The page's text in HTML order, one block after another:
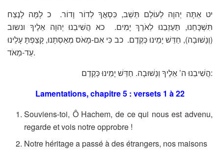
יט אַתָּה יְהוָה לְעוֹלָם תֵּשֵׁב, כִּסְאֲךָ לְדוֹר וָדוֹר. כ לָמָּה לָנֶצַח
תִּשְׁכָּחֵנוּ, תַּעַזְבֵנוּ לְאֹרֶךְ יָמִים. כא הֲשִׁיבֵנוּ יְהוָה אֵלֶיךָ ונשוב
(וְנָשׁוּבָה), חַדֵּשׁ יָמֵינוּ כְּקֶדֶם. כב כִּי אִם-מָאֹס מְאַסְתָּנוּ, קָצַפְתָּ עָלֵינוּ
עַד-מְאֹד.
הֲשִׁיבֵנוּ ה’ אֵלֶיךָ וְנָשׁוּבָה. חַדֵּשׁ יָמֵינוּ כְּקֶדֶם:
Lamentations, chapitre 5 : versets 1 à 22
Souviens-toi, Ô Hachem, de ce qui nous est advenu,
regarde et vois notre opprobre !
Notre héritage a passé à des étrangers, nos maisons